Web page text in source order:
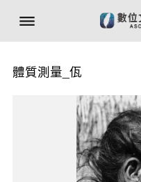
體質測量_佤